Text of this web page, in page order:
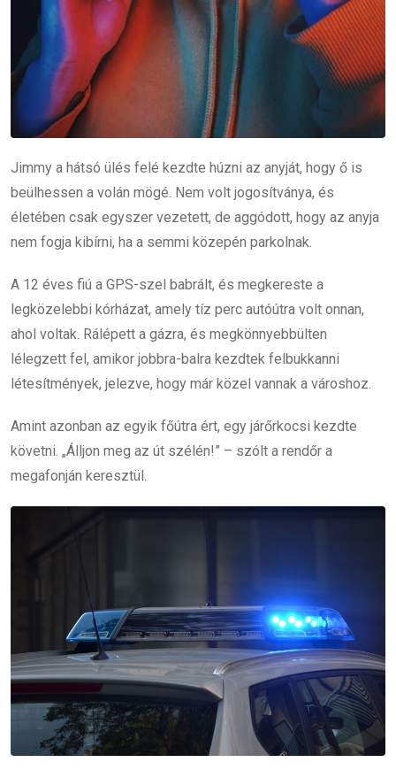
Jimmy a hátsó ülés felé kezdte húzni az anyját, hogy ő is
beülhessen a volán mögé. Nem volt jogosítványa, és
életében csak egyszer vezetett, de aggódott, hogy az anyja
nem fogja kibírni, ha a semmi közepén parkolnak.
A 12 éves fiú a GPS-szel babrált, és megkereste a
legközelebbi kórházat, amely tíz perc autóútra volt onnan,
ahol voltak. Rálépett a gázra, és megkönnyebbülten
lélegzett fel, amikor jobbra-balra kezdtek felbukkanni
létesítmények, jelezve, hogy már közel vannak a városhoz.
Amint azonban az egyik főútra ért, egy járőrkocsi kezdte
követni. „Álljon meg az út szélén!” – szólt a rendőr a
megafonján keresztül.